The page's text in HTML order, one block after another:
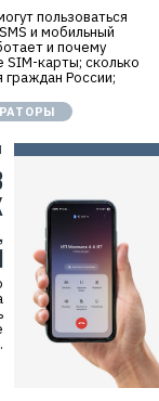
пользоваться
и мобильный
и почему
SIM-карты; сколько
граждан России;